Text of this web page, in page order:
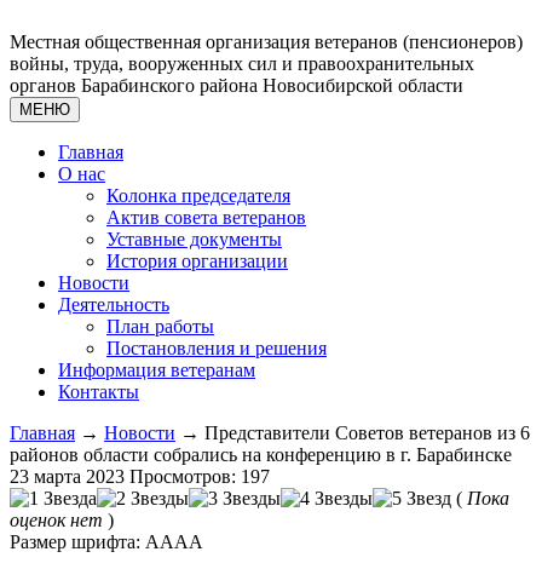
Местная общественная организация ветеранов (пенсионеров)
войны, труда, вооруженных сил и правоохранительных
органов Барабинского района Новосибирской области
МЕНЮ
Главная
О нас
Колонка председателя
Актив совета ветеранов
Уставные документы
История организации
Новости
Деятельность
План работы
Постановления и решения
Информация ветеранам
Контакты
Главная → Новости → Представители Советов ветеранов из 6
районов области собрались на конференцию в г. Барабинске
23 марта 2023 Просмотров: 197
( Пока
оценок нет )
Размер шрифта: AAAA